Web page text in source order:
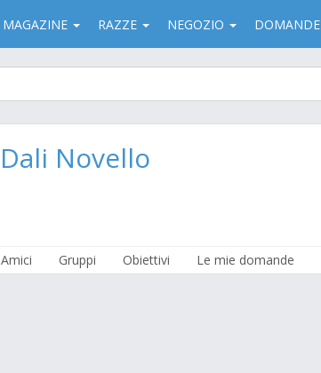
MAGAZINE RAZZE NEGOZIO DOMANDE
Dali Novello
Amici Gruppi Obiettivi Le mie domande